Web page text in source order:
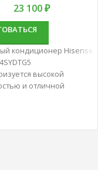
23 100₽
кондиционер Hisense
высокой
и отличной
сплит-системы лучше
для
небольших
помещений.